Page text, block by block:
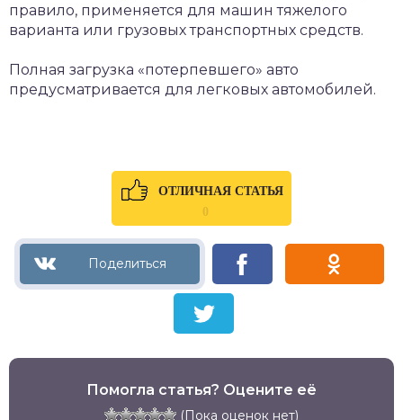
правило, применяется для машин тяжелого
варианта или грузовых транспортных средств.
Полная загрузка «потерпевшего» авто
предусматривается для легковых автомобилей.
ОТЛИЧНАЯ СТАТЬЯ
0
Помогла статья? Оцените её
(Пока оценок нет)